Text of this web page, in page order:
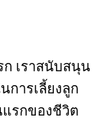
เราสนับสนุน
การเลี้ยงลูก
แรกของชีวิต